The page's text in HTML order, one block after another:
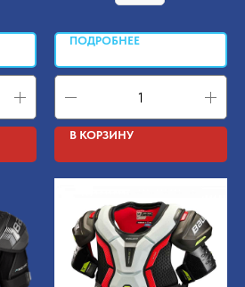
ПОДРОБНЕЕ
В КОРЗИНУ